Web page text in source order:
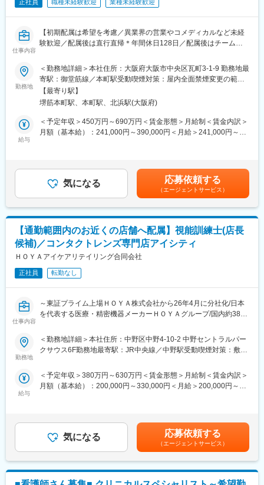
・入社6年目：599万円
入社後も多彩なキャリアアップ・キャリアチェンジの選択肢があ
ります。
◇キャリアチェンジ制度
∟採用・研修・キャリアマネージャー・営業など
◇グループ会社の別職種への転向
∟事務・エンジニア職種など
変更の範囲：会社の定める業務
・書類・資料作成
～職場の雰囲気・業務内容など下記参考にしてください～
参考URL：https://start.willof-construction.co.jp/interview/honoka-
■研修体制：
＼受講者の満足度90％超えの充実した研修をご用意◎／
・入社前研修・配属前研修・6カ月間の配属後の継続研修が用意さ
れており、専門用語やPCスキル、ビジネスマナー等もイチからレ
クチャー
・採用予定人数が多いため、新しい同期と一緒にスタートが可能
・対象資格は建設系資格（施工管理技士・CAD技術者等）以外に
も、ITパスポートなど計150以上の資格取得をサポート
評価とともに等級がアップすることで、昇給できる制度が整って
います。
・入社1年目：325万円
・入社4年目：483万円
・入社6年目：599万円
■入社後のキャリア：
入社後も多彩なキャリアアップ・キャリアチェンジの選択肢があ
ります。
◇資格取得支援制度（施工管理技士としてキャリアアップ）
◇グループ会社の別職種への転向
∟事務・エンジニア職種など
変更の範囲：会社の定める業務
正社員 職種未経験歓迎 業種未経験歓迎
仕事内容
【初期配属は希望を考慮／異業界の営業やコメディカルなど未経
験歓迎／配属後は直行直帰＊年間休日128日／配属後はチーム制
■職務内容：
医薬品の情報提供担当（MR）として、ドクターや医薬品卸へ訪
問、当社製品の提案・販売をお任せします。
＜具体的な業務内容＞
◎訪問先：主に大学病院や眼科クリニック
・医薬品に関する情報提供活動
└クリニック向けに勉強会なども実施します
・販売代理店を訪問し、代理店担当者との関係構築、製品PR、顧
【MRとは】
医薬品を正しく使用していただくためにドクターや薬剤師へ医薬
品の情報の提供や収集を行います。同時に、医療現場から得た情
報を正しく、タイムリーに医療関係者に伝達することもMRの役割
です。
【担当商品（例）】
当社は眼科領域に特化したスペシャリティファーマです。
ドライアイ治療薬を始めとした、幅広い点眼薬（目薬）を提案す
■研修体制：
大阪本社にて、1か月半～2か月間の初期研修を行います。
す。
・月2回程度はグループ内MTGがあり、情報交換や製品に関する
情報などをキャッチアップする機会があります。
修もあり、配属後も着実にスキルアップしていける環境です。
勤務地
＜勤務地詳細＞本社住所：大阪府大阪市中央区瓦町3-1-9 勤務地最
寄駅：御堂筋線／本町駅受動喫煙対策：屋内全面禁煙変更の範
囲：会社の定める事業所
【最寄り駅】
堺筋本町駅、本町駅、北浜駅(大阪府)
給与
＜予定年収＞450万円～690万円＜賃金形態＞月給制＜賃金内訳＞
月額（基本給）：241,000円～390,000円＜月給＞241,000円～
も目安の金額であり、選考を通じて上下する可能性があります。
月給(月額)は固定手当を含めた表記です。
気になる 応募依頼する
（エージェントサービス）
【通勤範囲内のお近くの店舗へ配属】視能訓練士(店長
候補)／コンタクトレンズ専門店アイシティ
ＨＯＹＡアイケアリテイリング合同会社
正社員 転勤なし
仕事内容
～東証プライム上場ＨＯＹＡ株式会社から26年4月に分社化/日本
を代表する医療・精密機器メーカーＨＯＹＡグループ/国内約380
■ポジション概要：
・販売数値管理・分析
・販売業務・商品管理
■当社について：
「ライフケア」「情報・通信」の分野でグローバルに事業を展開
するHOYA株式会社のグループ企業として、コンタクトレンズ専
門店「アイシティ」を全国に370店舗以上展開。コンタクトレン
勤務地
＜勤務地詳細＞本社住所：中野区中野4-10-2 中野セントラルパー
クサウス6F勤務地最寄駅：JR中央線／中野駅受動喫煙対策：敷地
給与
＜予定年収＞380万円～630万円＜賃金形態＞月給制＜賃金内訳＞
月額（基本給）：200,000円～330,000円＜月給＞200,000円～
通じて上下する可能性があります。月給(月額)は固定手当を含めた
表記です。気になる 応募依頼する
（エージェントサービス）